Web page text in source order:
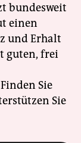
bundesweit
einen
und Erhalt
guten, frei
Sie
Sie